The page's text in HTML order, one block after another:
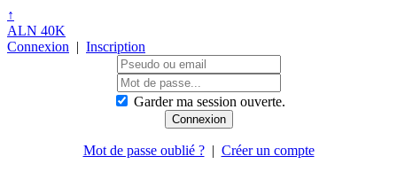
↑
ALN 40K
Connexion | Inscription
Garder ma session ouverte.
Mot de passe oublié ?| Créer un compte